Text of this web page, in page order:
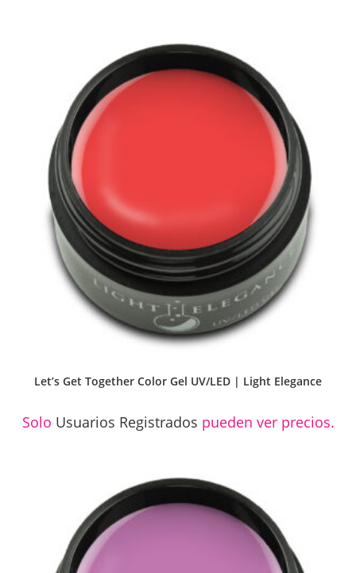
Let’s Get Together Color Gel UV/LED | Light Elegance
Solo Usuarios Registrados pueden ver precios.